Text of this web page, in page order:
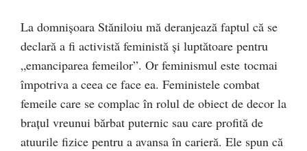
La domnișoara Stăniloiu mă deranjează faptul că se
declară a fi activistă feministă și luptătoare pentru
„emanciparea femeilor”. Or feminismul este tocmai
împotriva a ceea ce face ea. Feministele combat
femeile care se complac în rolul de obiect de decor la
brațul vreunui bărbat puternic sau care profită de
atuurile fizice pentru a avansa în carieră. Ele spun că